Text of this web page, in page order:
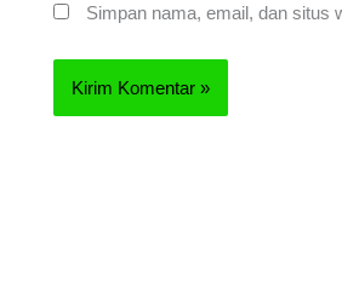
Simpan nama, email, dan situs